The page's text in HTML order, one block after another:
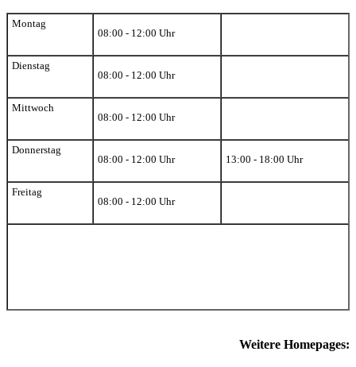
Montag
08:00 - 12:00 Uhr
Dienstag
08:00 - 12:00 Uhr
Mittwoch
08:00 - 12:00 Uhr
Donnerstag
08:00 - 12:00 Uhr
13:00 - 18:00 Uhr
Freitag
08:00 - 12:00 Uhr
Weitere Homepages: